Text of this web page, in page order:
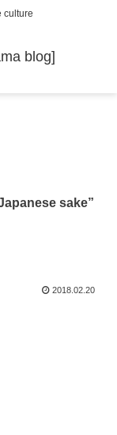
culture
blog]
sake”
2018.02.20